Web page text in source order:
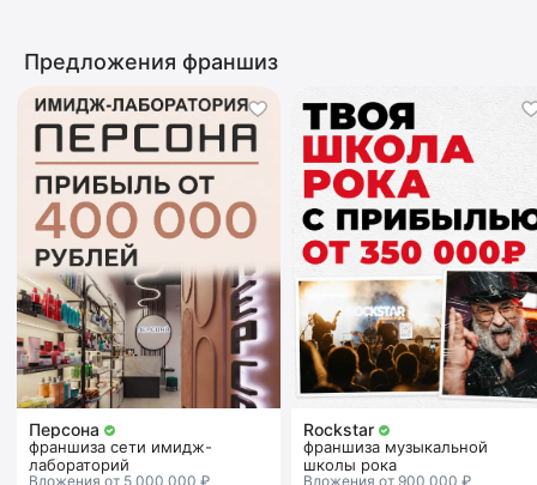
Предложения франшиз
Персона
франшиза сети имидж-
лабораторий
Вложения от 5 000 000 ₽
Rockstar
франшиза музыкальной
школы рока
Вложения от 900 000 ₽